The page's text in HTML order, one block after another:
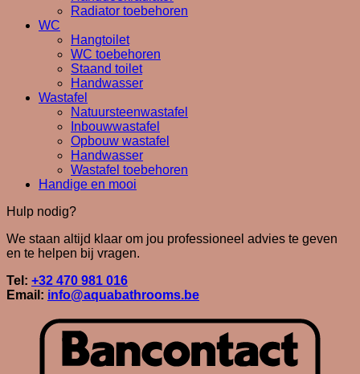
Radiator toebehoren
WC
Hangtoilet
WC toebehoren
Staand toilet
Handwasser
Wastafel
Natuursteenwastafel
Inbouwwastafel
Opbouw wastafel
Handwasser
Wastafel toebehoren
Handige en mooi
Hulp nodig?
We staan altijd klaar om jou professioneel advies te geven
en te helpen bij vragen.
Tel: +32 470 981 016
Email: info@aquabathrooms.be